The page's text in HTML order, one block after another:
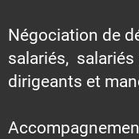
Négociation de
salariés, salariés
dirigeants et